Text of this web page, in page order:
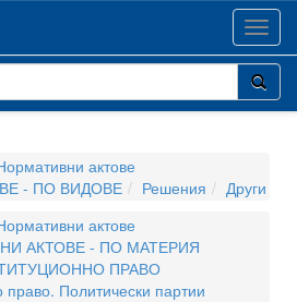
актове
- ПО ВИДОВЕ
Решения
Други
актове
АКТОВЕ - ПО МАТЕРИЯ
ПРАВО
право. Политически партии